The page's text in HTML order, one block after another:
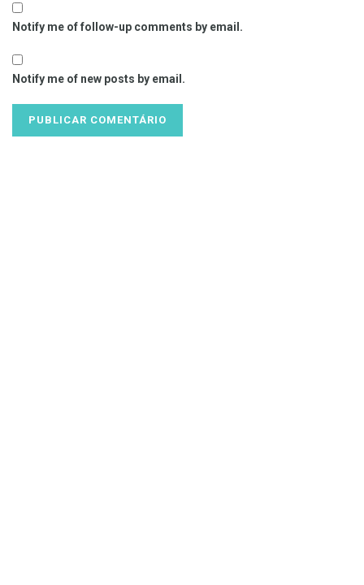
Notify me of follow-up comments by email.
Notify me of new posts by email.